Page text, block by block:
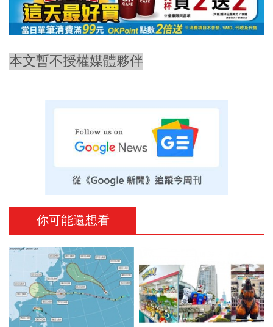
本文暫不授權媒體夥伴
你可能還想看